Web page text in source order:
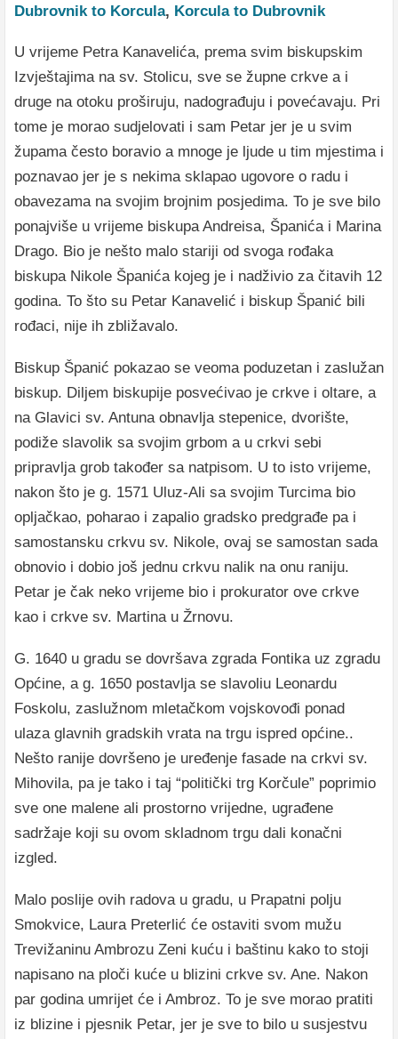
Dubrovnik to Korcula, Korcula to Dubrovnik
U vrijeme Petra Kanavelića, prema svim biskupskim
Izvještajima na sv. Stolicu, sve se župne crkve a i
druge na otoku proširuju, nadograđuju i povećavaju. Pri
tome je morao sudjelovati i sam Petar jer je u svim
župama često boravio a mnoge je ljude u tim mjestima i
poznavao jer je s nekima sklapao ugovore o radu i
obavezama na svojim brojnim posjedima. To je sve bilo
ponajviše u vrijeme biskupa Andreisa, Španića i Marina
Drago. Bio je nešto malo stariji od svoga rođaka
biskupa Nikole Španića kojeg je i nadživio za čitavih 12
godina. To što su Petar Kanavelić i biskup Španić bili
rođaci, nije ih zbližavalo.
Biskup Španić pokazao se veoma poduzetan i zaslužan
biskup. Diljem biskupije posvećivao je crkve i oltare, a
na Glavici sv. Antuna obnavlja stepenice, dvorište,
podiže slavolik sa svojim grbom a u crkvi sebi
pripravlja grob također sa natpisom. U to isto vrijeme,
nakon što je g. 1571 Uluz-Ali sa svojim Turcima bio
opljačkao, poharao i zapalio gradsko predgrađe pa i
samostansku crkvu sv. Nikole, ovaj se samostan sada
obnovio i dobio još jednu crkvu nalik na onu raniju.
Petar je čak neko vrijeme bio i prokurator ove crkve
kao i crkve sv. Martina u Žrnovu.
G. 1640 u gradu se dovršava zgrada Fontika uz zgradu
Općine, a g. 1650 postavlja se slavoliu Leonardu
Foskolu, zaslužnom mletačkom vojskovođi ponad
ulaza glavnih gradskih vrata na trgu ispred općine..
Nešto ranije dovršeno je uređenje fasade na crkvi sv.
Mihovila, pa je tako i taj “politički trg Korčule” poprimio
sve one malene ali prostorno vrijedne, ugrađene
sadržaje koji su ovom skladnom trgu dali konačni
izgled.
Malo poslije ovih radova u gradu, u Prapatni polju
Smokvice, Laura Preterlić će ostaviti svom mužu
Trevižaninu Ambrozu Zeni kuću i baštinu kako to stoji
napisano na ploči kuće u blizini crkve sv. Ane. Nakon
par godina umrijet će i Ambroz. To je sve morao pratiti
iz blizine i pjesnik Petar, jer je sve to bilo u susjestvu